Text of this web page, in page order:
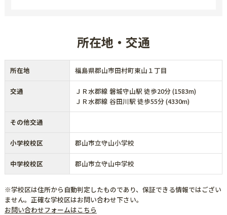
所在地・交通
所在地 福島県郡山市田村町東山１丁目
交通
ＪＲ水郡線 磐城守山駅 徒歩20分 (1583m)
ＪＲ水郡線 谷田川駅 徒歩55分 (4330m)
その他交通
小学校校区 郡山市立守山小学校
中学校校区 郡山市立守山中学校
※学校区は住所から自動判定したものであり、保証できる情報ではござい
ません。正確な学校区はお問い合わせ下さい。
お問い合わせフォームはこちら